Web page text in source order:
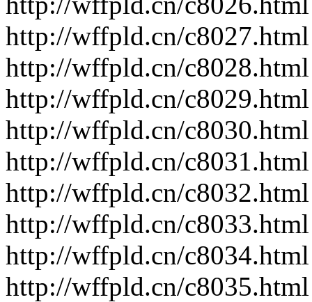
http://wffpld.cn/c8027.html
http://wffpld.cn/c8028.html
http://wffpld.cn/c8029.html
http://wffpld.cn/c8030.html
http://wffpld.cn/c8031.html
http://wffpld.cn/c8032.html
http://wffpld.cn/c8033.html
http://wffpld.cn/c8034.html
http://wffpld.cn/c8035.html